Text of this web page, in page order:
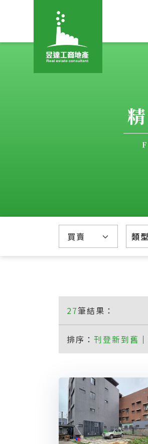
類型
27筆結果：
排序： 刊登新到舊 ｜